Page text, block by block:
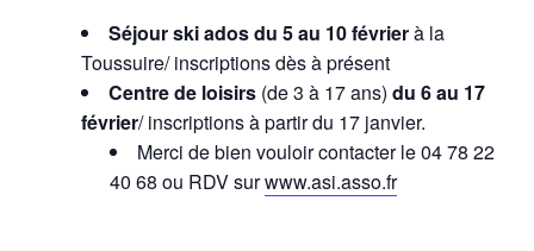
Séjour ski ados du 5 au 10 févrierà la
Toussuire/ inscriptions dès à présent
Centre de loisirs (de 3 à 17 ans) du 6 au 17
février/ inscriptions à partir du 17 janvier.
Merci de bien vouloir contacter le 04 78 22
40 68 ou RDV surwww.asi.asso.fr